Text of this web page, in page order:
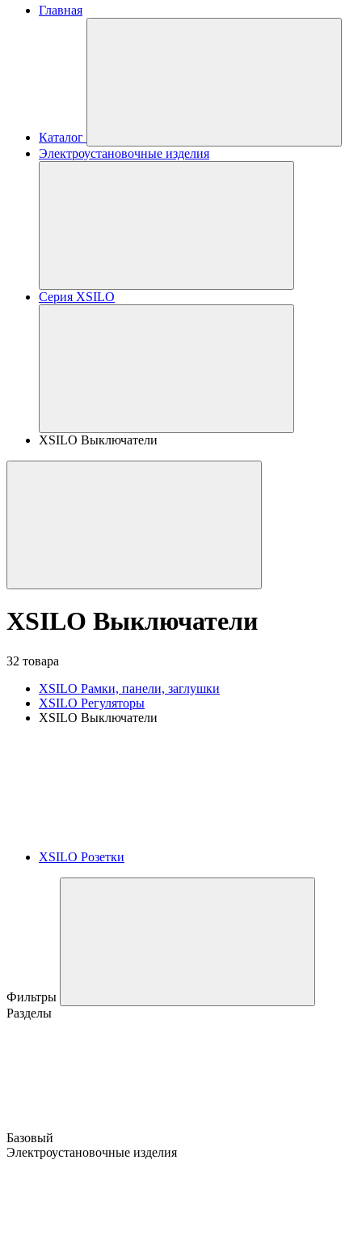
Главная
Каталог
Электроустановочные изделия
Серия XSILO
XSILO Выключатели
XSILO Выключатели
32 товара
XSILO Рамки, панели, заглушки
XSILO Регуляторы
XSILO Выключатели
XSILO Розетки
Фильтры
Разделы
Базовый
Электроустановочные изделия